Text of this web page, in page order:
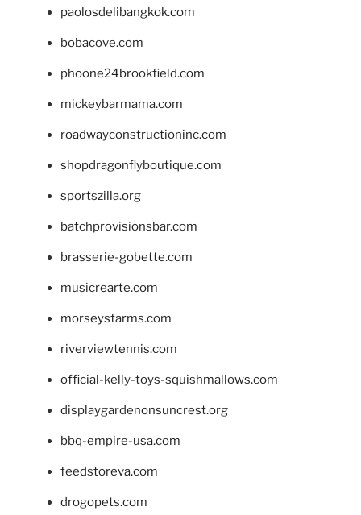
paolosdelibangkok.com
bobacove.com
phoone24brookfield.com
mickeybarmama.com
roadwayconstructioninc.com
shopdragonflyboutique.com
sportszilla.org
batchprovisionsbar.com
brasserie-gobette.com
musicrearte.com
morseysfarms.com
riverviewtennis.com
official-kelly-toys-squishmallows.com
displaygardenonsuncrest.org
bbq-empire-usa.com
feedstoreva.com
drogopets.com